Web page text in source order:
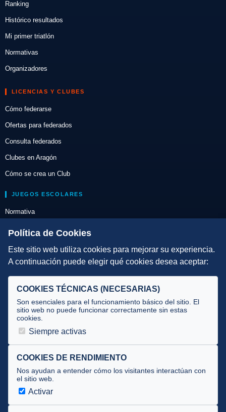
Ranking
Histórico resultados
Mi primer triatlón
Normativas
Organizadores
LICENCIAS Y CLUBES
Cómo federarse
Ofertas para federados
Consulta federados
Clubes en Aragón
Cómo se crea un Club
JUEGOS ESCOLARES
Normativa
Escuelas de Triatlón
DIRECCIÓN TÉCNICA
Selecciones
Tecnificación
JUECES Y OFICIALES
Documentos
Cursos
Circulares oficiales
Convocatorias y Equipaciones
Política de Cookies
Este sitio web utiliza cookies para mejorar su experiencia.
A continuación puede elegir qué cookies desea aceptar:
COOKIES TÉCNICAS (NECESARIAS)
Son esenciales para el funcionamiento básico del sitio. El
sitio web no puede funcionar correctamente sin estas
cookies.
Siempre activas
COOKIES DE RENDIMIENTO
Nos ayudan a entender cómo los visitantes interactúan con
el sitio web.
Activar